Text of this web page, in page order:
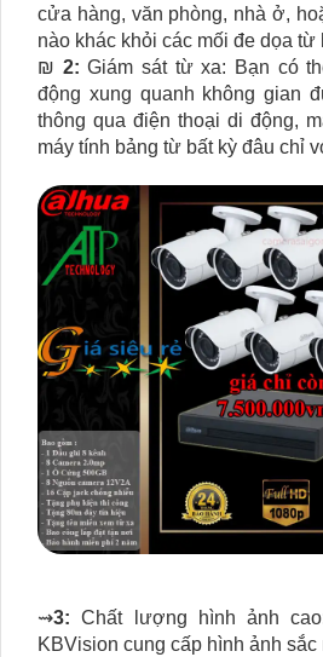
cửa hàng, văn phòng, nhà ở,
nào khác khỏi các mối đe dọa từ
₪ 2: Giám sát từ xa: Bạn có
động xung quanh không gian
thông qua điện thoại di động,
máy tính bảng từ bất kỳ đâu chỉ
⇝3: Chất lượng hình ảnh
KBVision cung cấp hình ảnh sắc